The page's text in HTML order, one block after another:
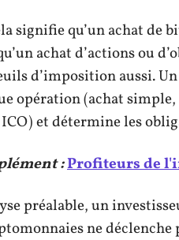
signifie qu’un achat de
achat d’actions ou
d’imposition aussi.
opération (achat
et détermine les
:Profiteurs de
préalable, un
ne déclenche